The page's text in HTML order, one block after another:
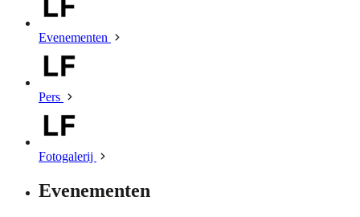
Evenementen
Pers
Fotogalerij
Evenementen